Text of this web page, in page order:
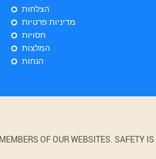
הצלחות
מדיניות פרטיות
חסויות
המלצות
הנחות
OF OUR WEBSITES. SAFETY